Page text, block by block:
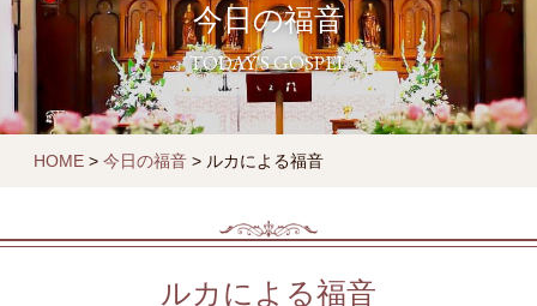
今日の福音
TODAY'S GOSPEL
HOME > 今日の福音 > ルカによる福音
ルカによる福音